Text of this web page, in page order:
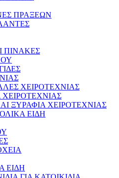
ΠΡΑΞΕΩΝ
ΠΙΝΑΚΕΣ
ΧΕΙΡΟΤΕΧΝΙΑΣ
ΞΥΡΑΦΙΑ ΧΕΙΡΟΤΕΧΝΙΑΣ
ΕΙΔΗ
ΕΙΔΗ